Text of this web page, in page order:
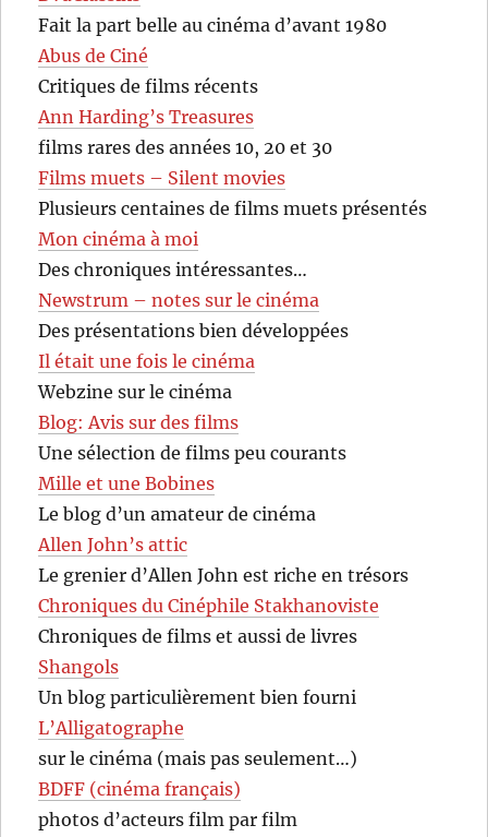
Fait la part belle au cinéma d’avant 1980
Abus de Ciné
Critiques de films récents
Ann Harding’s Treasures
films rares des années 10, 20 et 30
Films muets – Silent movies
Plusieurs centaines de films muets présentés
Mon cinéma à moi
Des chroniques intéressantes…
Newstrum – notes sur le cinéma
Des présentations bien développées
Il était une fois le cinéma
Webzine sur le cinéma
Blog: Avis sur des films
Une sélection de films peu courants
Mille et une Bobines
Le blog d’un amateur de cinéma
Allen John’s attic
Le grenier d’Allen John est riche en trésors
Chroniques du Cinéphile Stakhanoviste
Chroniques de films et aussi de livres
Shangols
Un blog particulièrement bien fourni
L’Alligatographe
sur le cinéma (mais pas seulement…)
BDFF (cinéma français)
photos d’acteurs film par film